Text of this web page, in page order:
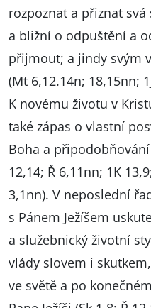
rozpoznat a přiznat
a bližní o odpuštění a
přijmout; a jindy svým
(Mt 6,12.14n; 18,15nn;
K novému životu v
také zápas o vlastní
Boha a
12,14; Ř 6,11nn; 1K
3,1nn). V neposlední
s Pánem Ježíšem
a služebnický životní
vlády slovem i
ve světě a po